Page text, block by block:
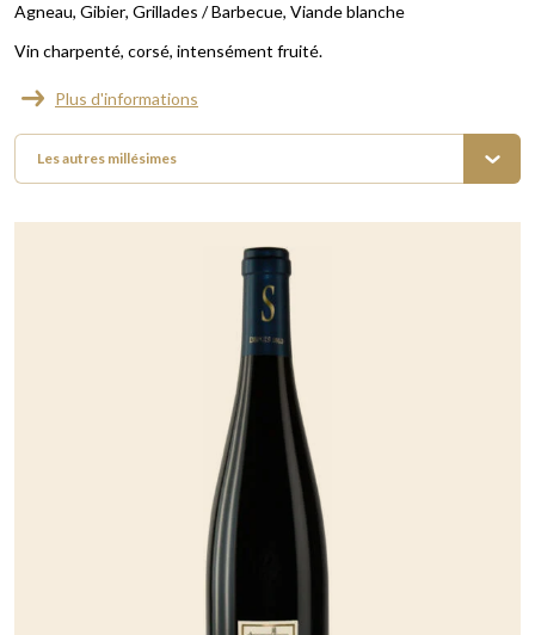
Agneau Gibier Grillades / Barbecue Viande blanche
Vin charpenté, corsé, intensément fruité.
Plus d'informations
Les autres millésimes